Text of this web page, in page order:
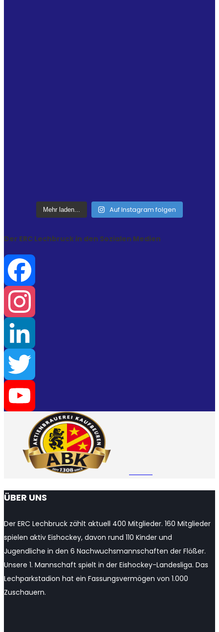
Mehr laden... Auf Instagram folgen
Der ERC Lechbruck in den Sozialen Medien
Facebook
Instagram
LinkedIn
Twitter
YouTube
Channel
ÜBER UNS
Der ERC Lechbruck zählt aktuell 400 Mitglieder. 160 Mitglieder
spielen aktiv Eishockey, davon rund 110 Kinder und
Jugendliche in den 6 Nachwuchsmannschaften der Flößer.
Unsere 1. Mannschaft spielt in der Eishockey-Landesliga. Das
Lechparkstadion hat ein Fassungsvermögen von 1.000
Zuschauern.